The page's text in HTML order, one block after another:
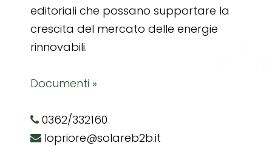
editoriali che possano supportare la
crescita del mercato delle energie
rinnovabili.
Documenti »
0362/332160
lopriore@solareb2b.it